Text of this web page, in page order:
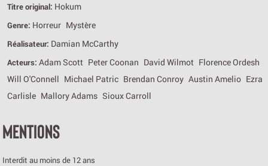
Titre original: Hokum
Genre: Horreur Mystère
Réalisateur: Damian McCarthy
Acteurs: Adam Scott Peter Coonan David Wilmot Florence Ordesh
Will O'Connell Michael Patric Brendan Conroy Austin Amelio Ezra
Carlisle Mallory Adams Sioux Carroll
MENTIONS
Interdit au moins de 12 ans